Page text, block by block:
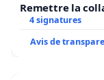
Remettre la
4 signatures
Avis de